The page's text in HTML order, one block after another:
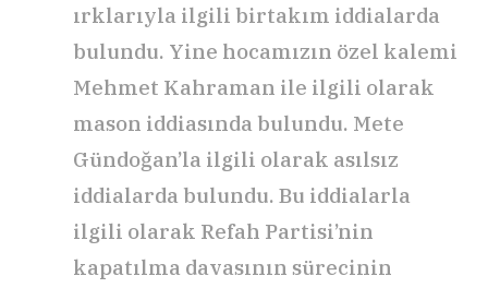
ırklarıyla ilgili birtakım iddialarda
bulundu. Yine hocamızın özel kalemi
Mehmet Kahraman ile ilgili olarak
mason iddiasında bulundu. Mete
Gündoğan’la ilgili olarak asılsız
iddialarda bulundu. Bu iddialarla
ilgili olarak Refah Partisi’nin
kapatılma davasının sürecinin